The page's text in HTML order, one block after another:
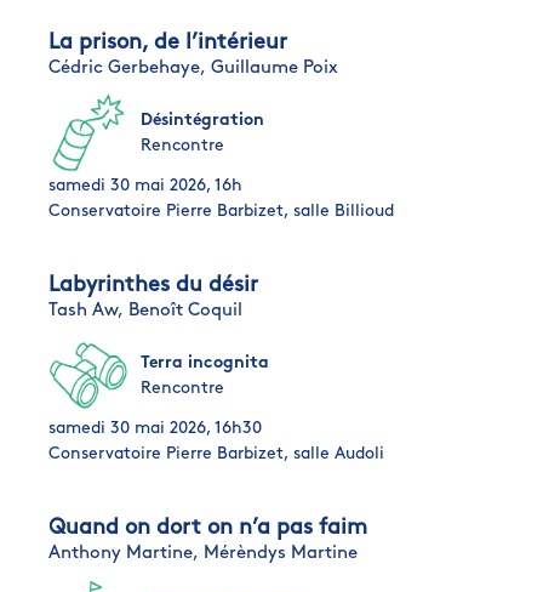
La prison, de l’intérieur
Cédric Gerbehaye, Guillaume Poix
Désintégration
Rencontre
samedi 30 mai 2026, 16h
Conservatoire Pierre Barbizet, salle Billioud
Labyrinthes du désir
Tash Aw, Benoît Coquil
Terra incognita
Rencontre
samedi 30 mai 2026, 16h30
Conservatoire Pierre Barbizet, salle Audoli
Quand on dort on n’a pas faim
Anthony Martine, Mérèndys Martine